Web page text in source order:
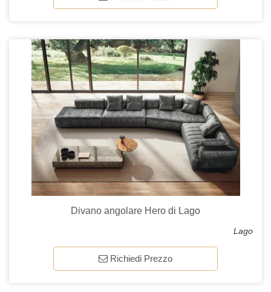
Divano angolare Hero di Lago
Lago
Richiedi Prezzo